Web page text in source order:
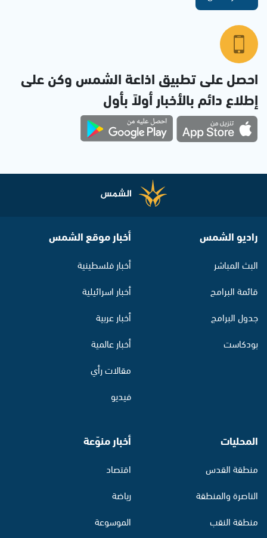
احصل على تطبيق اذاعة الشمس وكن على
إطلاع دائم بالأخبار أولاً بأول
راديو الشمس
البث المباشر
قائمة البرامج
جدول البرامج
بودكاست
أخبار موقع الشمس
أخبار فلسطينية
أخبار اسرائيلية
أخبار عربية
أخبار عالمية
مقالات رأي
فيديو
المحليات
منطقة القدس
الناصرة والمنطقة
منطقة النقب
أخبار منوّعة
اقتصاد
رياضة
الموسوعة